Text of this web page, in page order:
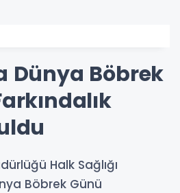
Dünya Böbrek
Halk Sağlığı
Böbrek Günü